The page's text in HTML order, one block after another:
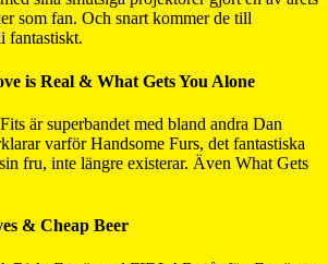
som fan. Och snart kommer de till
fantastiskt.
is Real & What Gets You Alone
är superbandet med bland andra Dan
varför Handsome Furs, det fantastiska
fru, inte längre existerar. Även What Gets
& Cheap Beer